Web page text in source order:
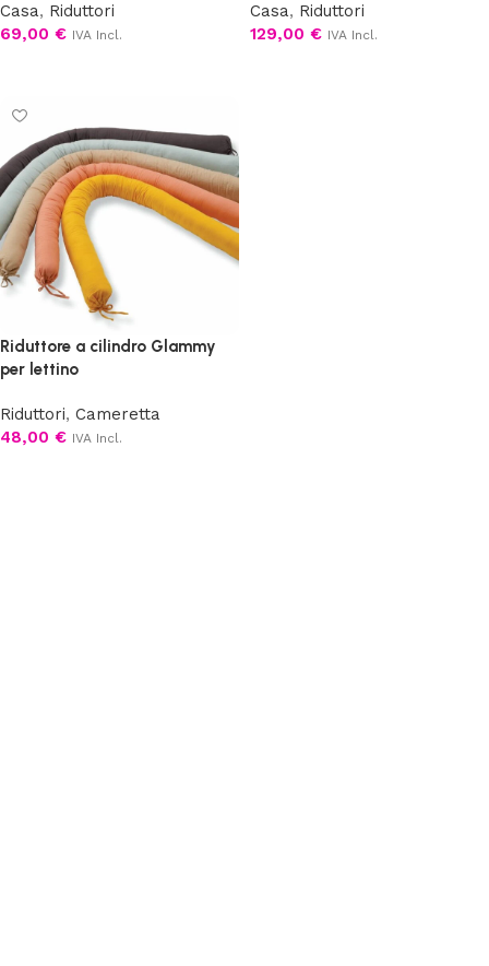
Casa, Riduttori
69,00 € IVA Incl.
Casa, Riduttori
129,00 € IVA Incl.
Riduttore a cilindro Glammy
per lettino
Riduttori, Cameretta
48,00 € IVA Incl.